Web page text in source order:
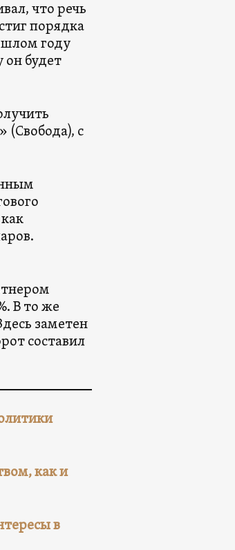
что речь
порядка
году
он будет
(Свобода), с
В то же
заметен
составил
как и
в